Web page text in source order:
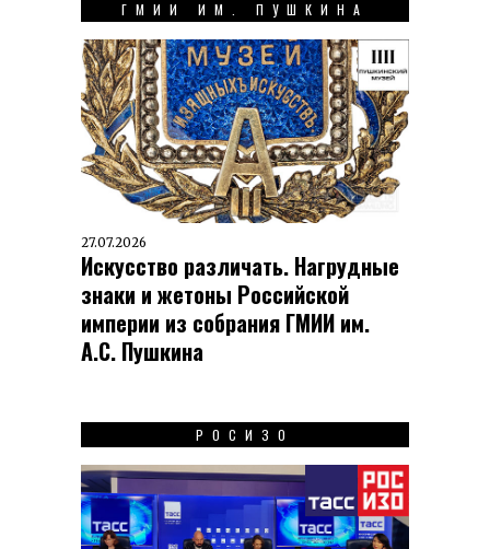
ГМИИ ИМ. ПУШКИНА
27.07.2026
Искусство различать. Нагрудные
знаки и жетоны Российской
империи из собрания ГМИИ им.
А.С. Пушкина
РОСИЗО